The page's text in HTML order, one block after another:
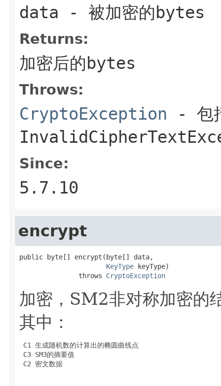
data - 被加密的bytes
Returns:
加密后的bytes
Throws:
CryptoException - 包
Since:
5.7.10
encrypt
public byte[] encrypt(byte[] data,
KeyType keyType)
               throws
CryptoException
加密，SM2非对称加密的
其中：
C1 生成随机数的计算出的椭圆曲线点
C3 SM3的摘要值
C2 密文数据